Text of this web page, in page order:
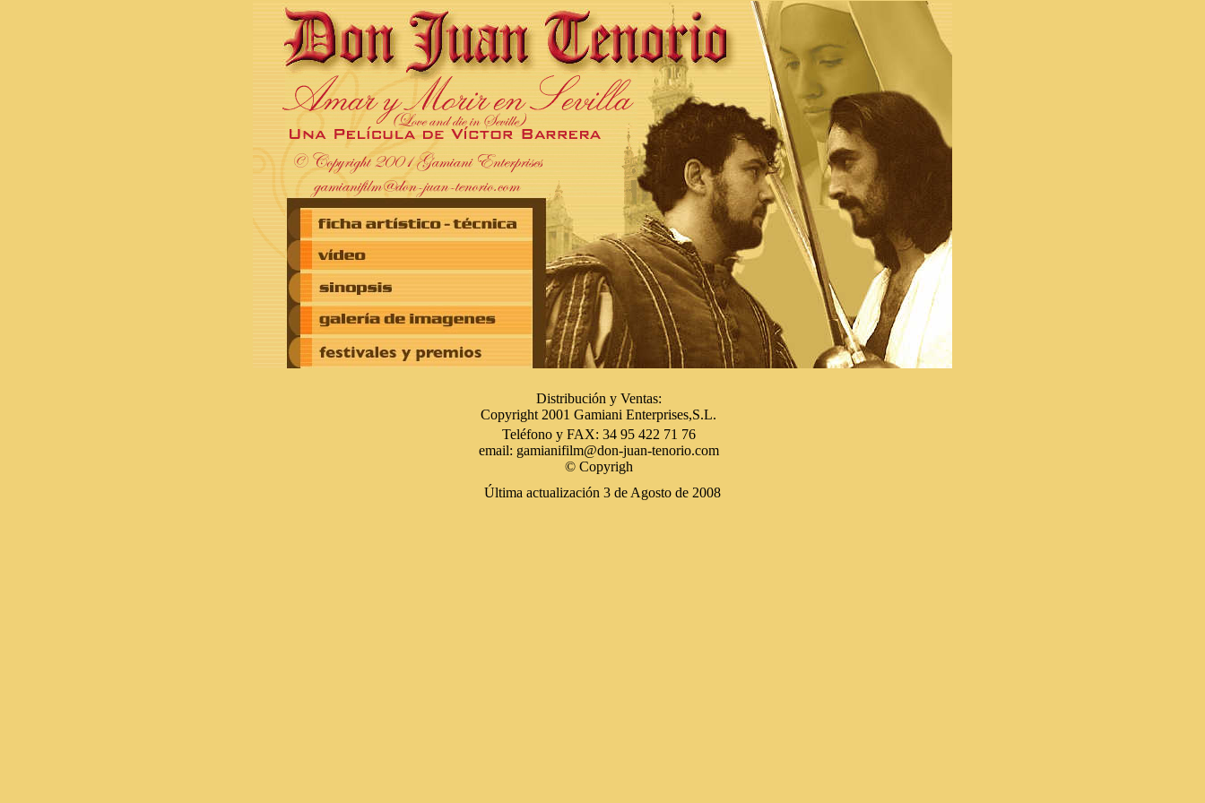
Distribución y Ventas:
Copyright 2001 Gamiani Enterprises,S.L.
Teléfono y FAX: 34 95 422 71 76
email: gamianifilm@don-juan-tenorio.com
© Copyrigh
Última actualización 3 de Agosto de 2008